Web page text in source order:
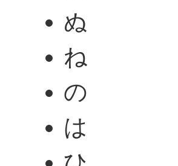
ぬ
ね
の
は